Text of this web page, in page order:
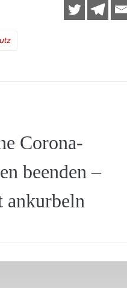
Corona-
beenden –
ankurbeln